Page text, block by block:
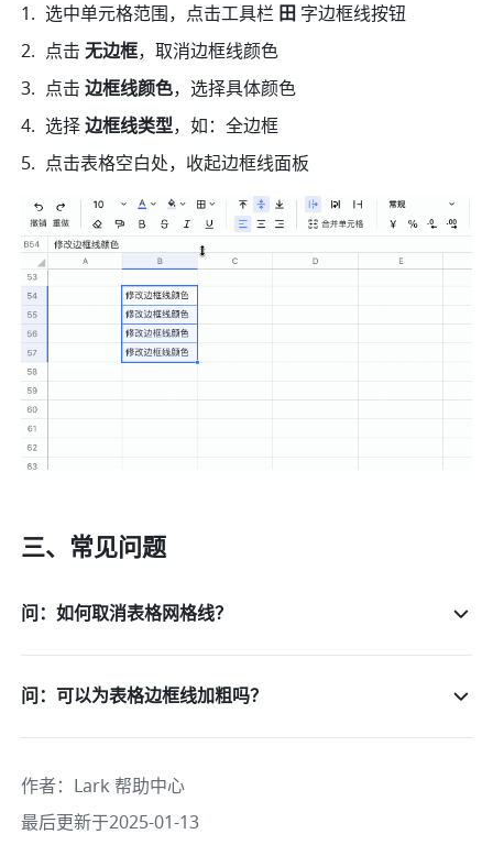
选中单元格范围，点击工具栏 田 字边框线按钮
点击 无边框，取消边框线颜色
点击 边框线颜色，选择具体颜色
选择 边框线类型，如：全边框
点击表格空白处，收起边框线面板
三、常见问题
问：如何取消表格网格线？
问：可以为表格边框线加粗吗？
作者： Lark 帮助中心
最后更新于2025-01-13